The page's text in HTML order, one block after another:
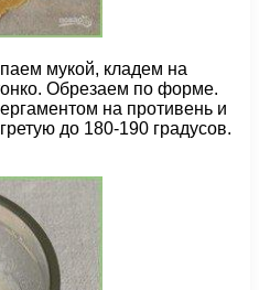
мукой, кладем на
Обрезаем по форме.
на противень и
до 180-190 градусов.